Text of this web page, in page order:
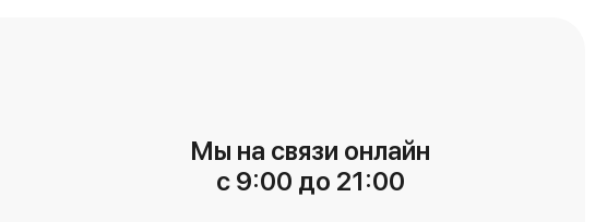
Мы на связи онлайн
с 9:00 до 21:00